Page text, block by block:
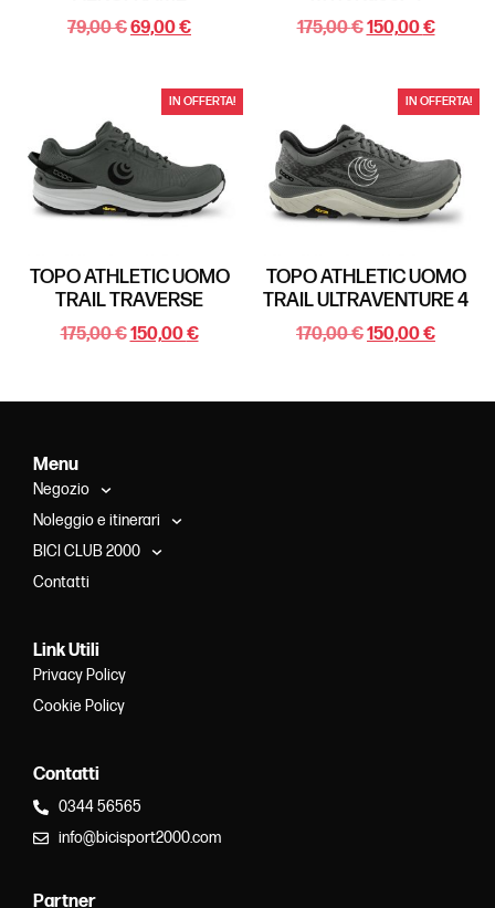
79,00€69,00€ 175,00€150,00€
IN OFFERTA!
TOPO ATHLETIC UOMO
TRAIL TRAVERSE
175,00€150,00€
IN OFFERTA!
TOPO ATHLETIC UOMO
TRAIL ULTRAVENTURE 4
170,00€150,00€
Menu
Negozio
Noleggio e itinerari
BICI CLUB 2000
Contatti
Link Utili
Privacy Policy
Cookie Policy
Contatti
0344 56565
info@bicisport2000.com
Partner